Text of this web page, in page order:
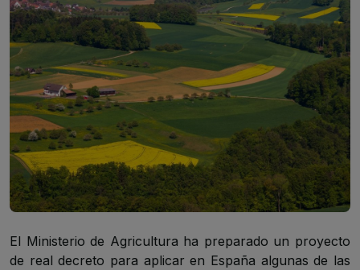
El Ministerio de Agricultura ha preparado un proyecto
de real decreto para aplicar en España algunas de las